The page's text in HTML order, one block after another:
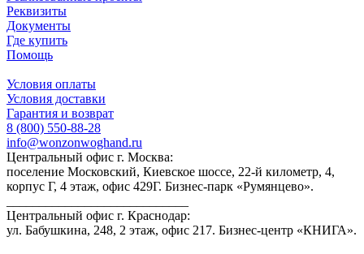
Реквизиты
Документы
Где купить
Помощь
Условия оплаты
Условия доставки
Гарантия и возврат
8 (800) 550-88-28
info@wonzonwoghand.ru
Центральный офис г. Москва:
поселение Московский, Киевское шоссе, 22-й километр, 4,
корпус Г, 4 этаж, офис 429Г. Бизнес-парк «Румянцево».
Центральный офис г. Краснодар:
ул. Бабушкина, 248, 2 этаж, офис 217. Бизнес-центр «КНИГА».